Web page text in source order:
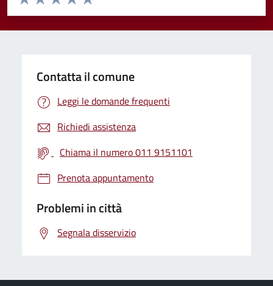
Valuta 5 stelle su 5
Valuta 4 stelle su 5
Valuta 3 stelle su 5
Valuta 2 stelle su 5
Valuta 1 stelle su 5
Contatta il comune
Leggi le domande frequenti
Richiedi assistenza
Chiama il numero 011 9151101
Prenota appuntamento
Problemi in città
Segnala disservizio